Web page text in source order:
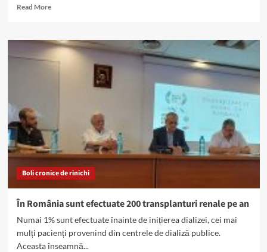
Read MoreRead
Boala
cronică
renală
la
diagnostic
și
tratament
Boli cronice de rinichi
În România sunt efectuate 200 transplanturi renale pe an
Numai 1% sunt efectuate înainte de inițierea dializei, cei mai
mulți pacienți provenind din centrele de dializă publice.
Aceasta înseamnă...